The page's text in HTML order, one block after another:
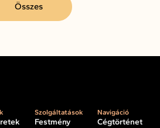
Összes
Szolgáltatások
Festmény
Navigáció
Cégtörténet